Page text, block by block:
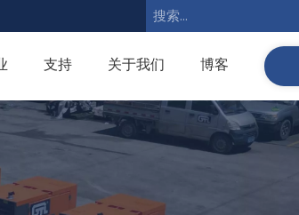
支持 关于我们 博客